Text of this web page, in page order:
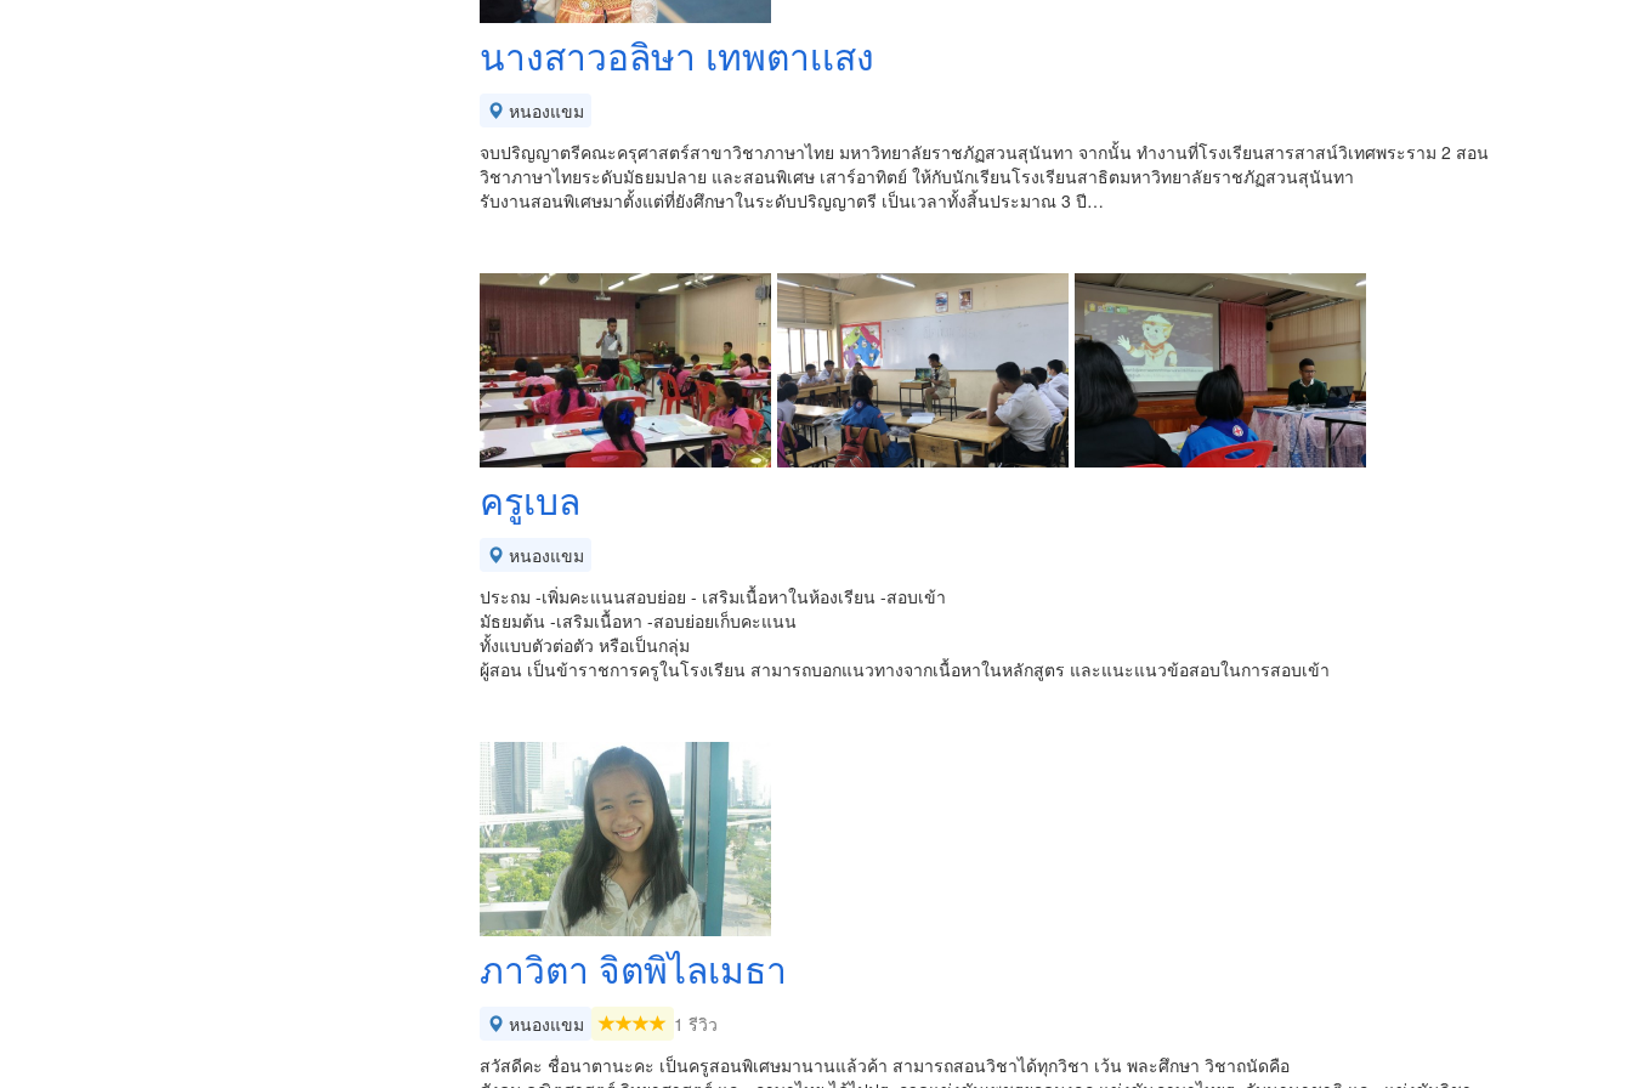
นางสาวอลิษา เทพตาเเสง
หนองแขม
จบปริญญาตรีคณะครุศาสตร์สาขาวิชาภาษาไทย มหาวิทยาลัยราชภัฏสวนสุนันทา จากนั้น ทำงานที่โรงเรียนสารสาสน์วิเทศพระราม 2 สอน
วิชาภาษาไทยระดับมัธยมปลาย และสอนพิเศษ เสาร์อาทิตย์ ให้กับนักเรียนโรงเรียนสาธิตมหาวิทยาลัยราชภัฏสวนสุนันทา
รับงานสอนพิเศษมาตั้งแต่ที่ยังศึกษาในระดับปริญญาตรี เป็นเวลาทั้งสิ้นประมาณ 3 ปี…
ครูเบล
หนองแขม
ประถม -เพิ่มคะแนนสอบย่อย - เสริมเนื้อหาในห้องเรียน -สอบเข้า
มัธยมต้น -เสริมเนื้อหา -สอบย่อยเก็บคะแนน
ทั้งแบบตัวต่อตัว หรือเป็นกลุ่ม
ผู้สอน เป็นข้าราชการครูในโรงเรียน สามารถบอกแนวทางจากเนื้อหาในหลักสูตร และแนะแนวข้อสอบในการสอบเข้า
ภาวิตา จิตพิไลเมธา
หนองแขม
1 รีวิว
สวัสดีคะ ชื่อนาตานะคะ เป็นครูสอนพิเศษมานานแล้วค้า สามารถสอนวิชาได้ทุกวิชา เว้น พละศึกษา วิชาถนัดคือ